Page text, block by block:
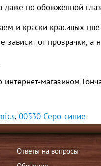
по обожженной
и краски красивых
от прозрачки,
магазином
, 00530 Серо-синие
Ответы на вопросы